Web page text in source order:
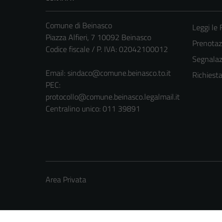
Comune di Beinasco
Piazza Alfieri, 7 10092 Beinasco
Codice fiscale / P. IVA: 02042100012
Email: sindaco@comune.beinasco.to.it
PEC:
protocollo@comune.beinasco.legalmail.it
Centralino unico: 011 39891
Leggi le
Area Privata